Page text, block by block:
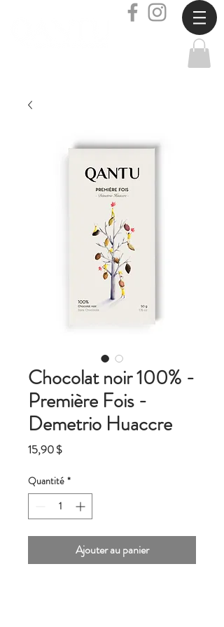
Chocolat noir 100% -
Première Fois -
Demetrio Huaccre
15,90 $Prix
Quantité *
Ajouter au panier